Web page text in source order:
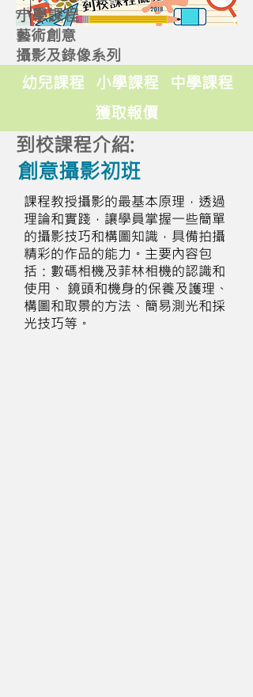
小學課程
藝術創意
攝影及錄像系列
幼兒課程 小學課程
中學課程
獲取報價
到校課程介紹:
創意攝影初班
課程教授攝影的最基本原理，透過
理論和實踐，讓學員掌握一些簡單
的攝影技巧和構圖知識，具備拍攝
精彩的作品的能力。主要內容包
括：數碼相機及菲林相機的認識和
使用、 鏡頭和機身的保養及護理、
構圖和取景的方法、簡易測光和採
光技巧等。